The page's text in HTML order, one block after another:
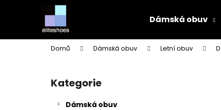
Dámská obuv
Domů Dámská obuv Letní obuv
Přeskočit
kategorie
Kategorie
Dámská obuv
í
Zpět
do
obchodu
Zpět
do
obchodu